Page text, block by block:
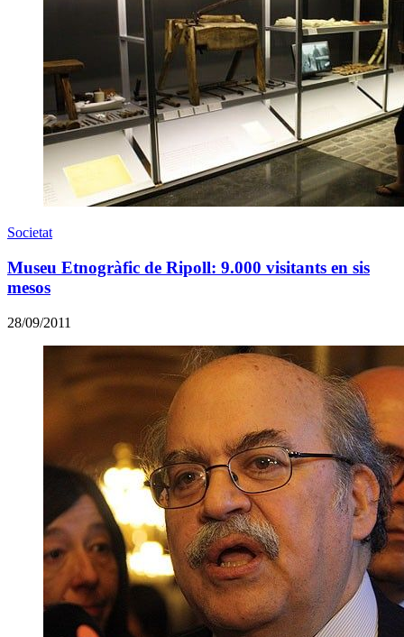
Societat
Museu Etnogràfic de Ripoll: 9.000 visitants en sis
mesos
28/09/2011